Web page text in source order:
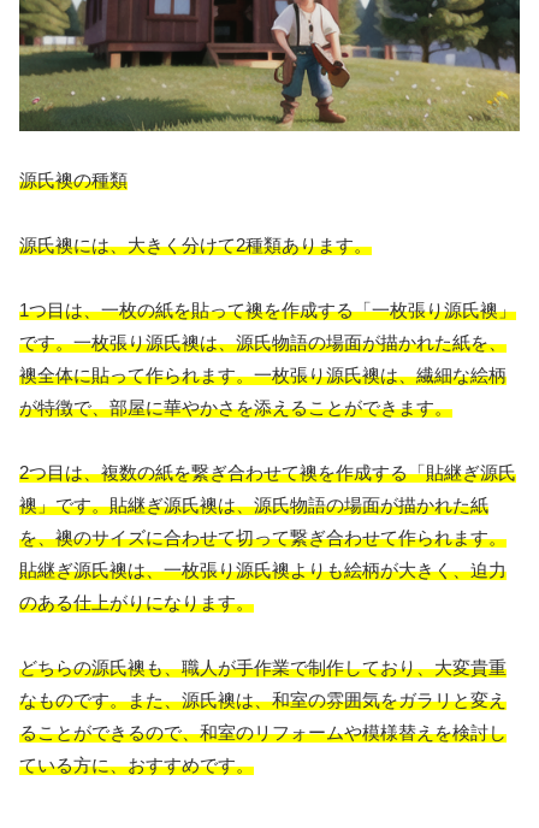
源氏襖の種類
源氏襖には、大きく分けて2種類あります。
1つ目は、一枚の紙を貼って襖を作成する「一枚張り源氏襖」
です。一枚張り源氏襖は、源氏物語の場面が描かれた紙を、
襖全体に貼って作られます。一枚張り源氏襖は、繊細な絵柄
が特徴で、部屋に華やかさを添えることができます。
2つ目は、複数の紙を繋ぎ合わせて襖を作成する「貼継ぎ源氏
襖」です。貼継ぎ源氏襖は、源氏物語の場面が描かれた紙
を、襖のサイズに合わせて切って繋ぎ合わせて作られます。
貼継ぎ源氏襖は、一枚張り源氏襖よりも絵柄が大きく、迫力
のある仕上がりになります。
どちらの源氏襖も、職人が手作業で制作しており、大変貴重
なものです。また、源氏襖は、和室の雰囲気をガラリと変え
ることができるので、和室のリフォームや模様替えを検討し
ている方に、おすすめです。